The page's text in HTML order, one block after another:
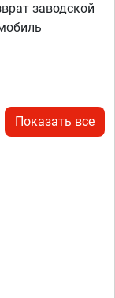
заводской
Показать все